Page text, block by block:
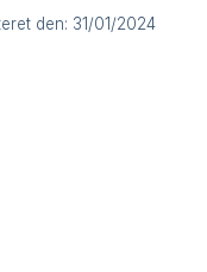
den: 31/01/2024